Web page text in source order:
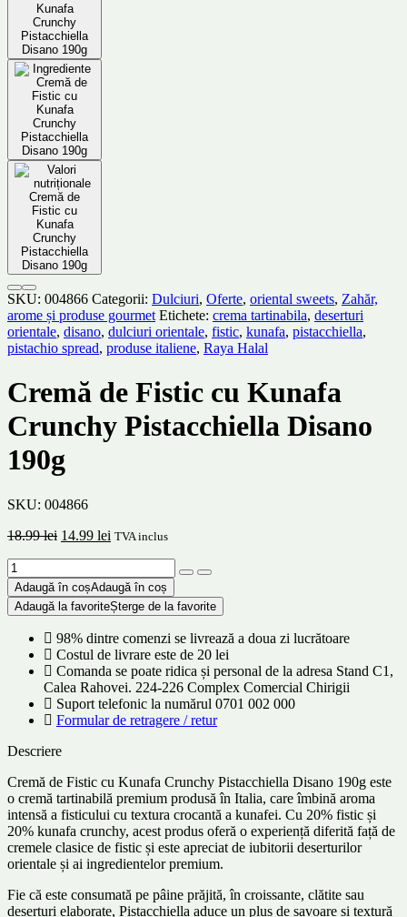
SKU: 004866 Categorii: Dulciuri, Oferte, oriental sweets, Zahăr,
arome și produse gourmet Etichete: crema tartinabila, deserturi
orientale, disano, dulciuri orientale, fistic, kunafa, pistacchiella,
pistachio spread, produse italiene, Raya Halal
Cremă de Fistic cu Kunafa
Crunchy Pistacchiella Disano
190g
SKU: 004866
18.99lei 14.99 lei TVA inclus
Adaugă în coșAdaugă în coș
Adaugă la favoriteȘterge de la favorite
98% dintre comenzi se livrează a doua zi lucrătoare
Costul de livrare este de 20 lei
Comanda se poate ridica și personal de la adresa Stand C1,
Calea Rahovei. 224-226 Complex Comercial Chirigii
Suport telefonic la numărul 0701 002 000
Formular de retragere / retur
Descriere
Cremă de Fistic cu Kunafa Crunchy Pistacchiella Disano 190g este
o cremă tartinabilă premium produsă în Italia, care îmbină aroma
intensă a fisticului cu textura crocantă a kunafei. Cu 20% fistic și
20% kunafa crunchy, acest produs oferă o experiență diferită față de
cremele clasice de fistic și este apreciat de iubitorii deserturilor
orientale și ai ingredientelor premium.
Fie că este consumată pe pâine prăjită, în croissante, clătite sau
deserturi elaborate, Pistacchiella aduce un plus de savoare și textură